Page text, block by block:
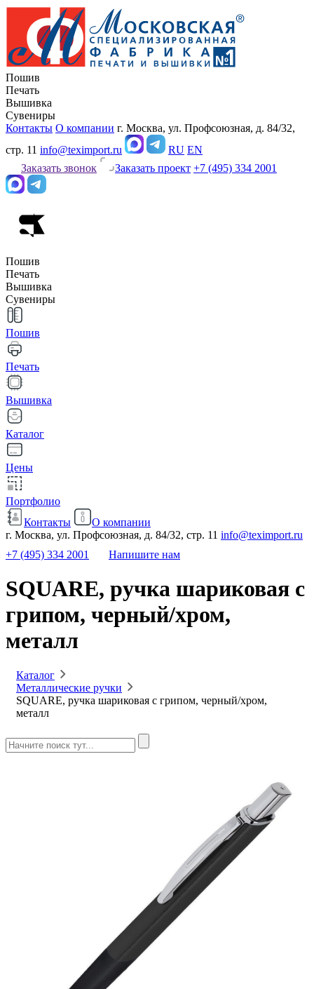
Пошив
Печать
Вышивка
Сувениры
Контакты О компании г. Москва, ул. Профсоюзная, д. 84/32,
стр. 11 info@teximport.ru RU EN
Заказать звонок
Заказать проект +7 (495) 334 2001
Пошив
Печать
Вышивка
Сувениры
Пошив
Печать
Вышивка
Каталог
Цены
Портфолио
Контакты
О компании
г. Москва, ул. Профсоюзная, д. 84/32, стр. 11 info@teximport.ru
+7 (495) 334 2001
Напишите нам
SQUARE, ручка шариковая с
грипом, черный/хром,
металл
Каталог
Металлические ручки
SQUARE, ручка шариковая с грипом, черный/хром,
металл